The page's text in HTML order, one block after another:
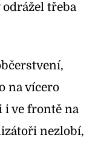
třeba
na vícero
i ve frontě na
nezlobí,